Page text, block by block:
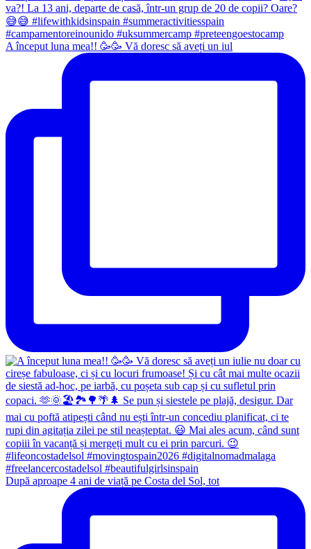
A început luna mea!! 🥳🥳 Vă doresc să aveți un iul
După aproape 4 ani de viață pe Costa del Sol, tot